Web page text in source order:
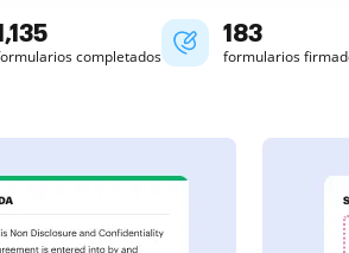
completados
183
formularios